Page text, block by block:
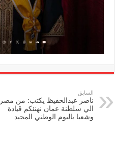
السابق
ناصر عبدالحفيظ يكتب: من مصر
الي سلطنة عمان نهنئكم قيادة
وشعبا باليوم الوطني المجيد